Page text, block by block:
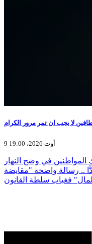
لا يجب ان تمر مرور الكرام
9 أوت 2026، 19:00
في وضح النهار
.. رسالة واضحة "مقايضة